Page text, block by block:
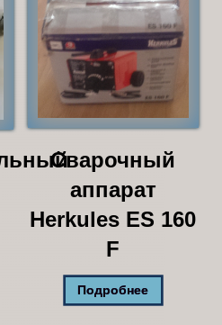
Сварочный
аппарат
Herkules ES 160
F
Подробнее